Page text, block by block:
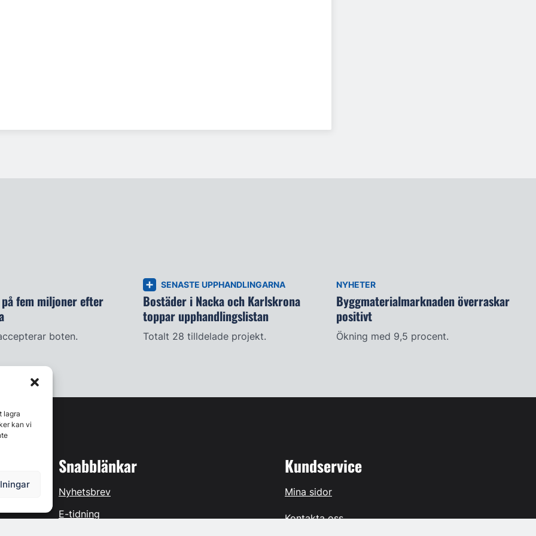
lagra
kan vi
på fem miljoner efter
boten.
SENASTE UPPHANDLINGARNA
Bostäder i Nacka och Karlskrona
toppar upphandlingslistan
Totalt 28 tilldelade projekt.
NYHETER
Byggmaterialmarknaden överraskar
positivt
Ökning med 9,5 procent.
Snabblänkar
Nyhetsbrev
E-tidning
Kundservice
Mina sidor
Kontakta oss